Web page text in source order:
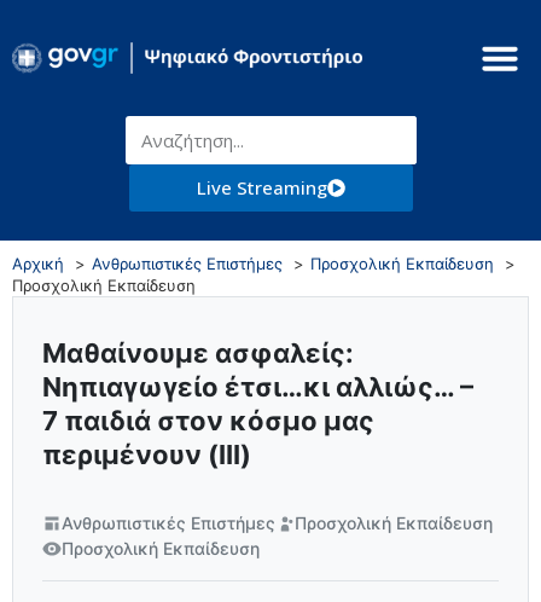
Live Streaming
Αρχική Ανθρωπιστικές Επιστήμες
Προσχολική Εκπαίδευση
Προσχολική Εκπαίδευση
Μαθαίνουμε ασφαλείς:
Νηπιαγωγείο έτσι…κι αλλιώς… –
7 παιδιά στον κόσμο μας
περιμένουν (ΙΙΙ)
Ανθρωπιστικές Επιστήμες
Προσχολική Εκπαίδευση
Προσχολική Εκπαίδευση